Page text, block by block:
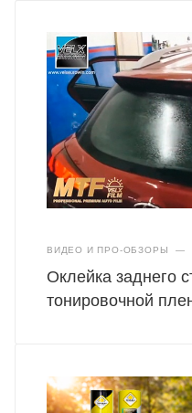
ВИДЕО И ПРО-ОБЗОРЫ —
Оклейка заднего
тонировочной